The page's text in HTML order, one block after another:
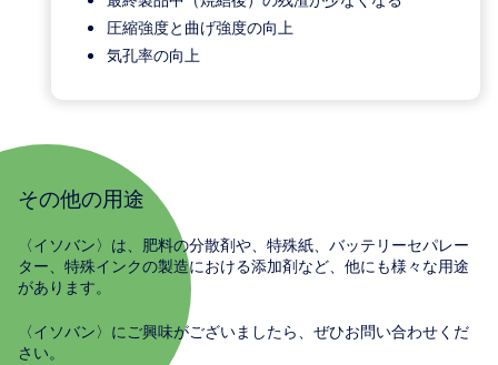
圧縮強度と曲げ強度の向上
気孔率の向上
その他の用途
〈イソバン〉は、肥料の分散剤や、特殊紙、バッテリーセパレー
ター、特殊インクの製造における添加剤など、他にも様々な用途
があります。
〈イソバン〉にご興味がございましたら、ぜひお問い合わせくだ
さい。